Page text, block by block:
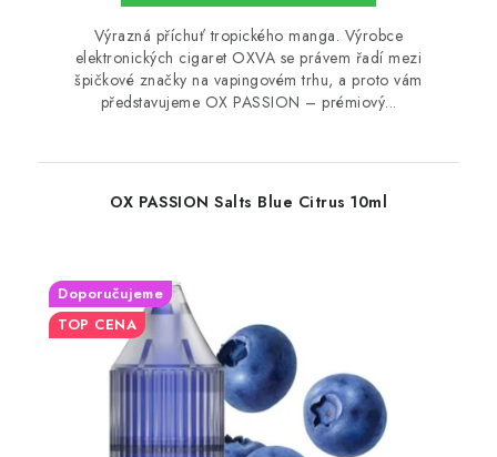
Výrazná příchuť tropického manga. Výrobce
elektronických cigaret OXVA se právem řadí mezi
špičkové značky na vapingovém trhu, a proto vám
představujeme OX PASSION – prémiový...
OX PASSION Salts Blue Citrus 10ml
Doporučujeme
TOP CENA